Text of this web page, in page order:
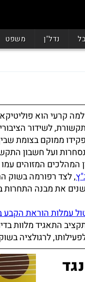
נדל"ן משפט
קרעי הוא
לשידור
ממוקם בצומת
ועל חשבון
המהלכים המזוהים
, לצד רפורמה בשוק
את מבנה התחרות
עמלות הוראת
התאגיד מלוות
לרגולציה